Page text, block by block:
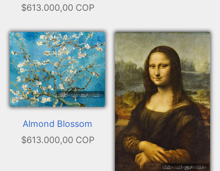
Avignon
$613.000,00 COP
Almond Blossom
$613.000,00 COP